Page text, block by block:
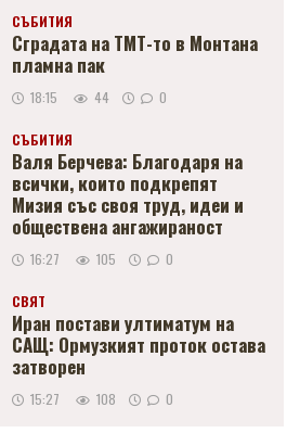
СЪБИТИЯ
Сградата на ТМТ-то в Монтана
пламна пак
18:15 44 0
СЪБИТИЯ
Валя Берчева: Благодаря на
всички, които подкрепят
Мизия със своя труд, идеи и
обществена ангажираност
16:27 105 0
СВЯТ
Иран постави ултиматум на
САЩ: Ормузкият проток остава
затворен
15:27 108 0